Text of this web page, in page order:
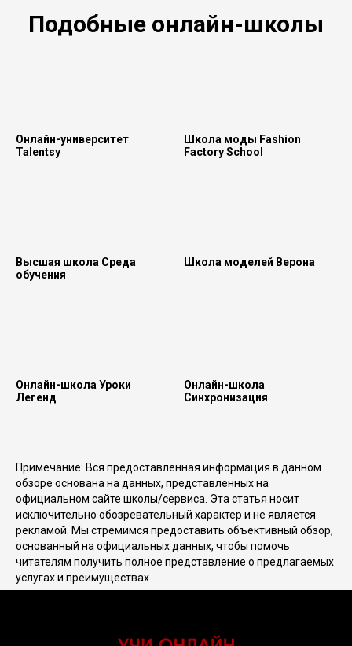
Подобные онлайн-школы
Онлайн-университет
Talentsy
Школа моды Fashion
Factory School
Высшая школа Среда
обучения
Школа моделей Верона
Онлайн-школа Уроки
Легенд
Онлайн-школа
Синхронизация
Примечание: Вся предоставленная информация в данном
обзоре основана на данных, представленных на
официальном сайте школы/сервиса. Эта статья носит
исключительно обозревательный характер и не является
рекламой. Мы стремимся предоставить объективный обзор,
основанный на официальных данных, чтобы помочь
читателям получить полное представление о предлагаемых
услугах и преимуществах.